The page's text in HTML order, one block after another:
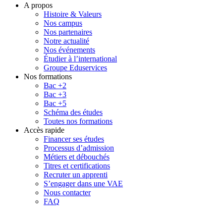
A propos
Histoire & Valeurs
Nos campus
Nos partenaires
Notre actualité
Nos événements
Étudier à l’international
Groupe Eduservices
Nos formations
Bac +2
Bac +3
Bac +5
Schéma des études
Toutes nos formations
Accès rapide
Financer ses études
Processus d’admission
Métiers et débouchés
Titres et certifications
Recruter un apprenti
S’engager dans une VAE
Nous contacter
FAQ